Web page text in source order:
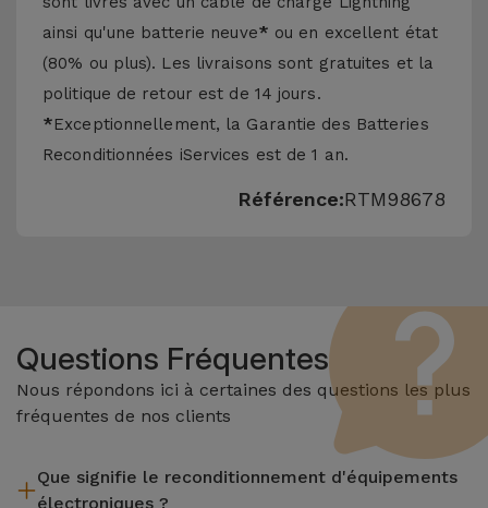
ainsi qu'une batterie neuve* ou en excellent état
(80% ou plus). Les livraisons sont gratuites et la
politique de retour est de 14 jours.
*Exceptionnellement, la Garantie des Batteries
Reconditionnées iServices est de 1 an.
Référence:RTM98678
Questions Fréquentes
Nous répondons ici à certaines des questions les plus
fréquentes de nos clients
Que signifie le reconditionnement d'équipements
électroniques ?